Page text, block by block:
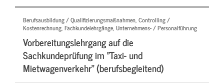
Berufsausbildung / Qualifizierungsmaßnahmen, Controlling /
Kostenrechnung, Fachkundelehrgänge, Unternehmens- / Personalführung
Vorbereitungslehrgang auf die
Sachkundeprüfung im "Taxi- und
Mietwagenverkehr" (berufsbegleitend)